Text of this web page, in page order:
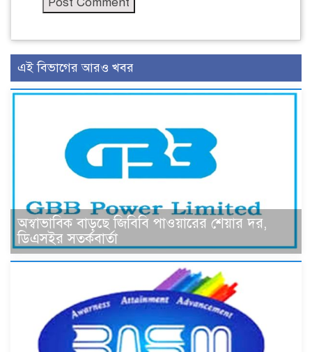
এই বিভাগের আরও খবর
অস্বাভাবিক বাড়ছে জিবিবি পাওয়ারের শেয়ার দর,
ডিএসইর সতর্কবার্তা